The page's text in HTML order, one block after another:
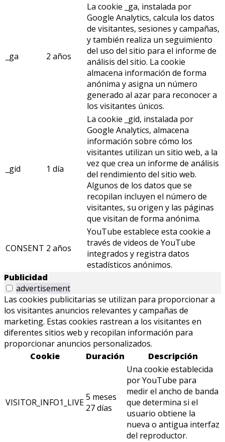
_ga 2 años
La cookie _ga, instalada por
Google Analytics, calcula los datos
de visitantes, sesiones y campañas,
y también realiza un seguimiento
del uso del sitio para el informe de
análisis del sitio. La cookie
almacena información de forma
anónima y asigna un número
generado al azar para reconocer a
los visitantes únicos.
_gid 1 día
La cookie _gid, instalada por
Google Analytics, almacena
información sobre cómo los
visitantes utilizan un sitio web, a la
vez que crea un informe de análisis
del rendimiento del sitio web.
Algunos de los datos que se
recopilan incluyen el número de
visitantes, su origen y las páginas
que visitan de forma anónima.
CONSENT 2 años
YouTube establece esta cookie a
través de videos de YouTube
integrados y registra datos
estadísticos anónimos.
Publicidad
advertisement
Las cookies publicitarias se utilizan para proporcionar a
los visitantes anuncios relevantes y campañas de
marketing. Estas cookies rastrean a los visitantes en
diferentes sitios web y recopilan información para
proporcionar anuncios personalizados.
Cookie
Duración Descripción
VISITOR_INFO1_LIVE5 meses
27 días
Una cookie establecida
por YouTube para
medir el ancho de banda
que determina si el
usuario obtiene la
nueva o antigua interfaz
del reproductor.